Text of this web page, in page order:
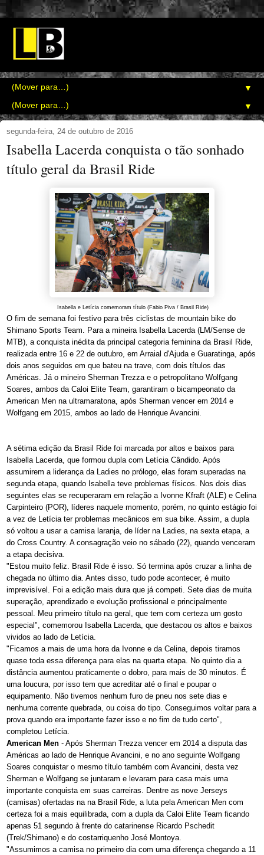
▼
▼
segunda-feira, 24 de outubro de 2016
Isabella Lacerda conquista o tão sonhado
título geral da Brasil Ride
Isabella e Letícia comemoram título (Fabio Piva / Brasil Ride)
O fim de semana foi festivo para três ciclistas de mountain bike do
Shimano Sports Team. Para a mineira Isabella Lacerda (LM/Sense de
MTB), a conquista inédita da principal categoria feminina da Brasil Ride,
realizada entre 16 e 22 de outubro, em Arraial d'Ajuda e Guaratinga, após
dois anos seguidos em que bateu na trave, com dois títulos das
Américas. Já o mineiro Sherman Trezza e o petropolitano Wolfgang
Soares, ambos da Caloi Elite Team, garantiram o bicampeonato da
American Men na ultramaratona, após Sherman vencer em 2014 e
Wolfgang em 2015, ambos ao lado de Henrique Avancini.
A sétima edição da Brasil Ride foi marcada por altos e baixos para
Isabella Lacerda, que formou dupla com Letícia Cândido. Após
assumirem a liderança da Ladies no prólogo, elas foram superadas na
segunda etapa, quando Isabella teve problemas físicos. Nos dois dias
seguintes elas se recuperaram em relação a Ivonne Kfraft (ALE) e Celina
Carpinteiro (POR), líderes naquele momento, porém, no quinto estágio foi
a vez de Letícia ter problemas mecânicos em sua bike. Assim, a dupla
só voltou a usar a camisa laranja, de líder na Ladies, na sexta etapa, a
do Cross Country. A consagração veio no sábado (22), quando venceram
a etapa decisiva.
"Estou muito feliz. Brasil Ride é isso. Só termina após cruzar a linha de
chegada no último dia. Antes disso, tudo pode acontecer, é muito
imprevisível. Foi a edição mais dura que já competi. Sete dias de muita
superação, aprendizado e evolução profissional e principalmente
pessoal. Meu primeiro título na geral, que tem com certeza um gosto
especial", comemorou Isabella Lacerda, que destacou os altos e baixos
vividos ao lado de Letícia.
"Ficamos a mais de uma hora da Ivonne e da Celina, depois tiramos
quase toda essa diferença para elas na quarta etapa. No quinto dia a
distância aumentou praticamente o dobro, para mais de 30 minutos. É
uma loucura, por isso tem que acreditar até o final e poupar o
equipamento. Não tivemos nenhum furo de pneu nos sete dias e
nenhuma corrente quebrada, ou coisa do tipo. Conseguimos voltar para a
prova quando era importante fazer isso e no fim de tudo certo",
completou Letícia.
American Men - Após Sherman Trezza vencer em 2014 a disputa das
Américas ao lado de Henrique Avancini, e no ano seguinte Wolfgang
Soares conquistar o mesmo título também com Avancini, desta vez
Sherman e Wolfgang se juntaram e levaram para casa mais uma
importante conquista em suas carreiras. Dentre as nove Jerseys
(camisas) ofertadas na na Brasil Ride, a luta pela American Men com
certeza foi a mais equilibrada, com a dupla da Caloi Elite Team ficando
apenas 51 segundo à frente do catarinense Ricardo Pschedit
(Trek/Shimano) e do costarriquenho José Montoya.
"Assumimos a camisa no primeiro dia com uma diferença chegando a 11